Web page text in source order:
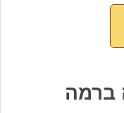
ברמה